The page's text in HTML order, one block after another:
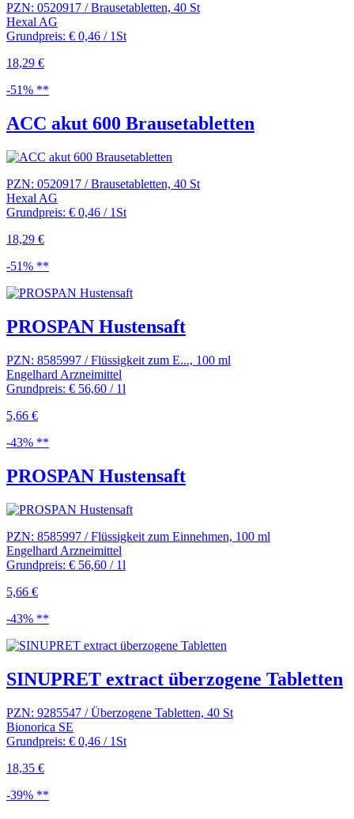
PZN: 0520917 / Brausetabletten, 40 St
Hexal AG
Grundpreis: € 0,46 / 1St
18,29 €
-51% **
ACC akut 600 Brausetabletten
PZN: 0520917 / Brausetabletten, 40 St
Hexal AG
Grundpreis: € 0,46 / 1St
18,29 €
-51% **
PROSPAN Hustensaft
PZN: 8585997 / Flüssigkeit zum E..., 100 ml
Engelhard Arzneimittel
Grundpreis: € 56,60 / 1l
5,66 €
-43% **
PROSPAN Hustensaft
PZN: 8585997 / Flüssigkeit zum Einnehmen, 100 ml
Engelhard Arzneimittel
Grundpreis: € 56,60 / 1l
5,66 €
-43% **
SINUPRET extract überzogene Tabletten
PZN: 9285547 / Überzogene Tabletten, 40 St
Bionorica SE
Grundpreis: € 0,46 / 1St
18,35 €
-39% **